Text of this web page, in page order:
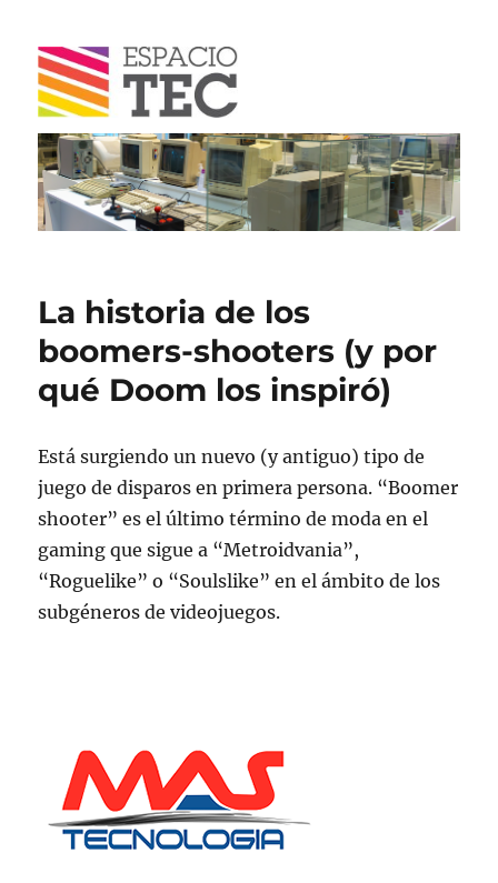
Blog
La historia de los
boomers-shooters (y por
qué Doom los inspiró)
Está surgiendo un nuevo (y antiguo) tipo de
juego de disparos en primera persona. “Boomer
shooter” es el último término de moda en el
gaming que sigue a “Metroidvania”,
“Roguelike” o “Soulslike” en el ámbito de los
subgéneros de videojuegos.